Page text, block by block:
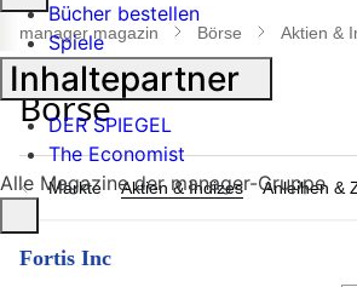
öffnen
manager magazin Börse Aktien &
Märkte Aktien & Indizes Anleihen &
Fortis Inc
Bücher bestellen
Spiele
Inhaltepartner
DER SPIEGEL
The Economist
Alle Magazine der manager-Gruppe